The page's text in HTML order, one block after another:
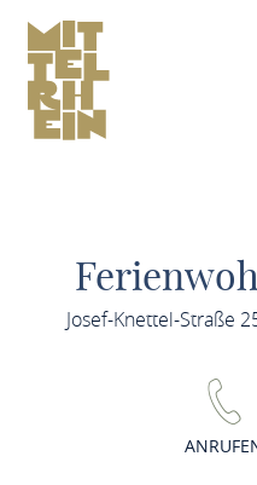
Josef-Knettel-Straße